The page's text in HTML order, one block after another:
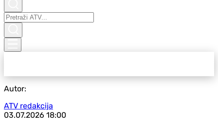
Autor:
ATV redakcija
03.07.2026 18:00